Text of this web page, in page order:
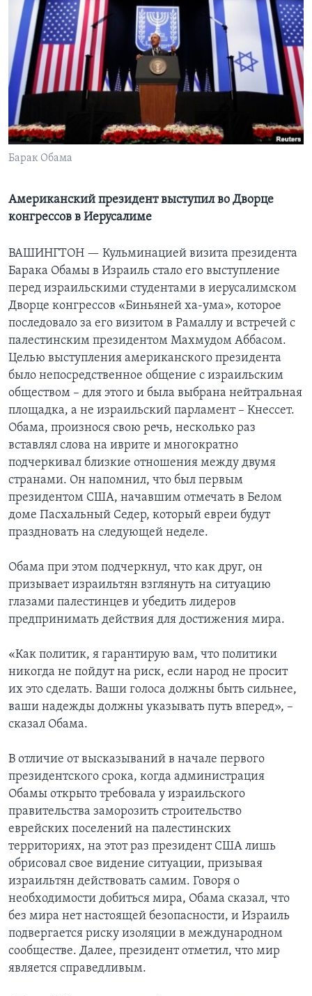
Learning English
СОЦИАЛЬНЫЕ СЕТИ
Языки
Барак Обама
Американский президент выступил во Дворце
конгрессов в Иерусалиме
ВАШИНГТОН — Кульминацией визита президента
Барака Обамы в Израиль стало его выступление
перед израильскими студентами в иерусалимском
Дворце конгрессов «Биньяней ха-ума», которое
последовало за его визитом в Рамаллу и встречей с
палестинским президентом Махмудом Аббасом.
Целью выступления американского президента
было непосредственное общение с израильским
обществом – для этого и была выбрана нейтральная
площадка, а не израильский парламент – Кнессет.
Обама, произнося свою речь, несколько раз
вставлял слова на иврите и многократно
подчеркивал близкие отношения между двумя
странами. Он напомнил, что был первым
президентом США, начавшим отмечать в Белом
доме Пасхальный Седер, который евреи будут
праздновать на следующей неделе.
Обама при этом подчеркнул, что как друг, он
призывает израильтян взглянуть на ситуацию
глазами палестинцев и убедить лидеров
предпринимать действия для достижения мира.
«Как политик, я гарантирую вам, что политики
никогда не пойдут на риск, если народ не просит
их это сделать. Ваши голоса должны быть сильнее,
ваши надежды должны указывать путь вперед», –
сказал Обама.
В отличие от высказываний в начале первого
президентского срока, когда администрация
Обамы открыто требовала у израильского
правительства заморозить строительство
еврейских поселений на палестинских
территориях, на этот раз президент США лишь
обрисовал свое видение ситуации, призывая
израильтян действовать самим. Говоря о
необходимости добиться мира, Обама сказал, что
без мира нет настоящей безопасности, и Израиль
подвергается риску изоляции в международном
сообществе. Далее, президент отметил, что мир
является справедливым.